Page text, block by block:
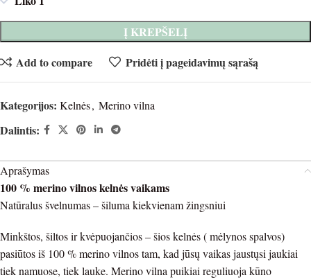
Į KREPŠELĮ
Add to compare
Pridėti į pageidavimų sąrašą
Kategorijos: Kelnės, Merino vilna
Dalintis:
Aprašymas
100 % merino vilnos kelnės vaikams
Natūralus švelnumas – šiluma kiekvienam žingsniui
Minkštos, šiltos ir kvėpuojančios – šios kelnės ( mėlynos spalvos)
pasiūtos iš 100 % merino vilnos tam, kad jūsų vaikas jaustųsi jaukiai
tiek namuose, tiek lauke. Merino vilna puikiai reguliuoja kūno